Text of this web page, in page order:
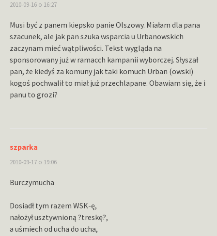
2010-09-16 o 16:27
Musi być z panem kiepsko panie Olszowy. Miałam dla pana
szacunek, ale jak pan szuka wsparcia u Urbanowskich
zaczynam mieć wątpliwości. Tekst wygląda na
sponsorowany już w ramacch kampanii wyborczej. Słyszał
pan, że kiedyś za komuny jak taki komuch Urban (owski)
kogoś pochwalił to miał już przechlapane. Obawiam się, że i
panu to grozi?
szparka
2010-09-17 o 19:06
Burczymucha
Dosiadł tym razem WSK-ę,
nałożył usztywnioną ?treskę?,
a uśmiech od ucha do ucha,